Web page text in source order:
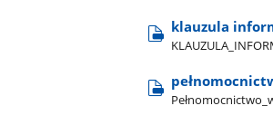
klauzula